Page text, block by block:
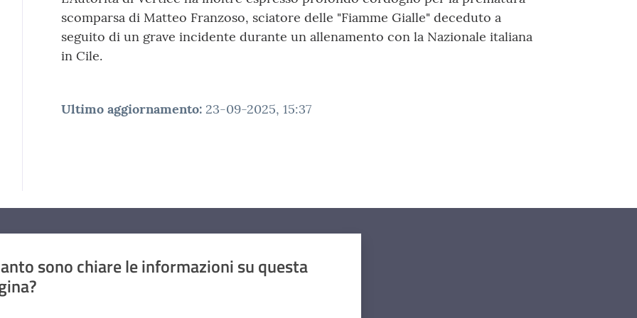
scomparsa di Matteo Franzoso, sciatore delle "Fiamme Gialle" deceduto a
seguito di un grave incidente durante un allenamento con la Nazionale italiana
in Cile.
Ultimo aggiornamento: 23-09-2025, 15:37
sono chiare le informazioni su questa